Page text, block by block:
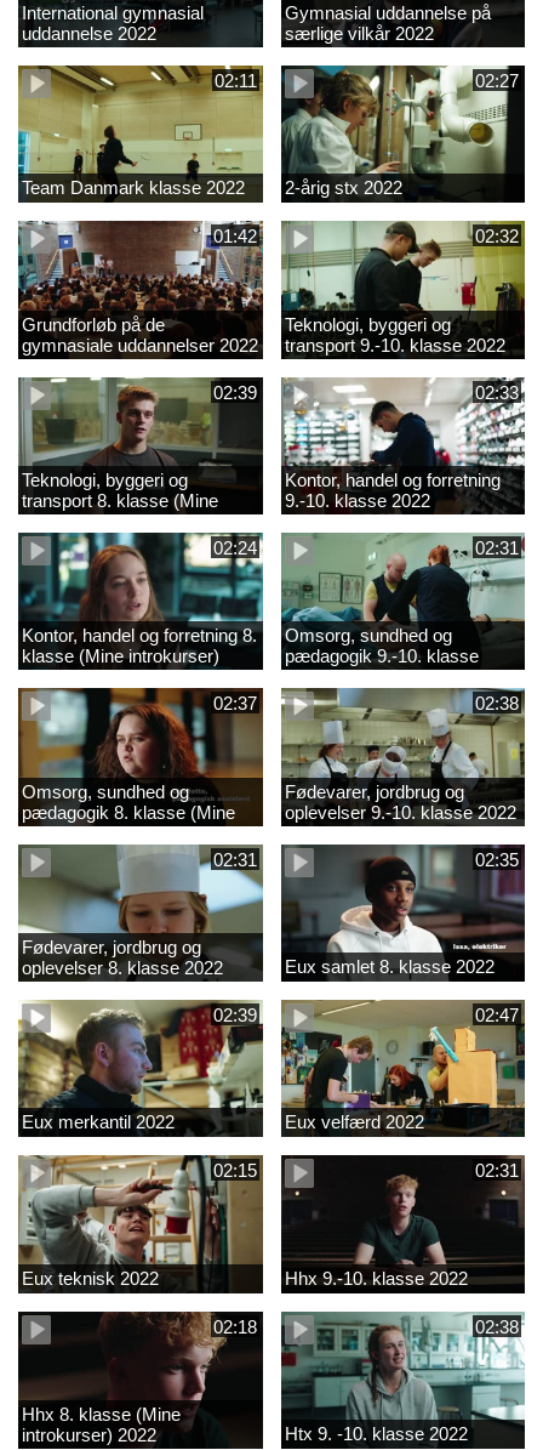
International gymnasial
uddannelse 2022
Gymnasial uddannelse på
særlige vilkår 2022
02:11
Team Danmark klasse 2022
02:27
2-årig stx 2022
01:42
Grundforløb på de
gymnasiale uddannelser 2022
02:32
Teknologi, byggeri og
transport 9.-10. klasse 2022
02:39
Teknologi, byggeri og
transport 8. klasse (Mine
introkurser) 2022
02:33
Kontor, handel og forretning
9.-10. klasse 2022
02:24
Kontor, handel og forretning 8.
klasse (Mine introkurser)
2022
02:31
Omsorg, sundhed og
pædagogik 9.-10. klasse
2022
02:37
Omsorg, sundhed og
pædagogik 8. klasse (Mine
introkurser) 2022
02:38
Fødevarer, jordbrug og
oplevelser 9.-10. klasse 2022
02:31
Fødevarer, jordbrug og
oplevelser 8. klasse 2022
02:35
Eux samlet 8. klasse 2022
02:39
Eux merkantil 2022
02:47
Eux velfærd 2022
02:15
Eux teknisk 2022
02:31
Hhx 9.-10. klasse 2022
02:18
Hhx 8. klasse (Mine
introkurser) 2022
02:38
Htx 9. -10. klasse 2022